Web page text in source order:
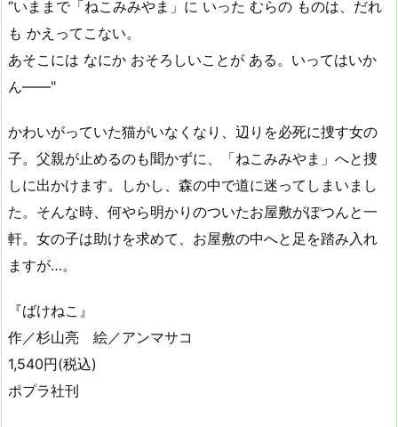
“いままで「ねこみみやま」に いった むらの ものは、だれ
も かえってこない。
あそこには なにか おそろしいことが ある。いってはいか
ん――"
かわいがっていた猫がいなくなり、辺りを必死に捜す女の
子。父親が止めるのも聞かずに、「ねこみみやま」へと捜
しに出かけます。しかし、森の中で道に迷ってしまいまし
た。そんな時、何やら明かりのついたお屋敷がぽつんと一
軒。女の子は助けを求めて、お屋敷の中へと足を踏み入れ
ますが…。
『ばけねこ』
作／杉山亮 絵／アンマサコ
1,540円(税込)
ポプラ社刊